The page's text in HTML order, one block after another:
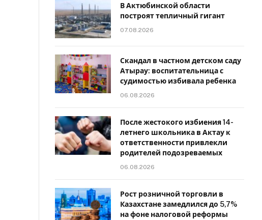
В Актюбинской области
построят тепличный гигант
07.08.2026
Скандал в частном детском саду
Атырау: воспитательница с
судимостью избивала ребенка
06.08.2026
После жестокого избиения 14-
летнего школьника в Актау к
ответственности привлекли
родителей подозреваемых
06.08.2026
Рост розничной торговли в
Казахстане замедлился до 5,7%
на фоне налоговой реформы